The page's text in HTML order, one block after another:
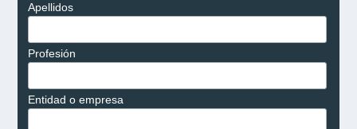
Apellidos
Profesión
Entidad o empresa